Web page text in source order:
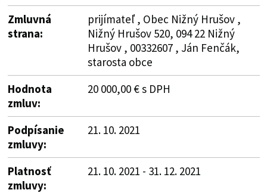
Zmluvná
strana:
prijímateľ , Obec Nižný Hrušov ,
Nižný Hrušov 520, 094 22 Nižný
Hrušov , 00332607 , Ján Fenčák,
starosta obce
Hodnota
zmluv:
20 000,00 € s DPH
Podpísanie
zmluvy:
21. 10. 2021
Platnosť
zmluvy:
21. 10. 2021 - 31. 12. 2021